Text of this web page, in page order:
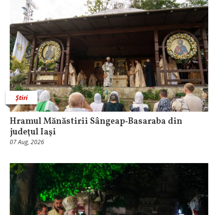
Știri
Hramul Mănăstirii Sângeap‑Basaraba din
judeţul Iaşi
07 Aug, 2026